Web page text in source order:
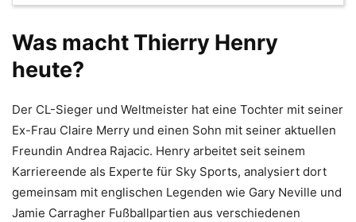
Was macht Thierry Henry
heute?
Der CL-Sieger und Weltmeister hat eine Tochter mit seiner
Ex-Frau Claire Merry und einen Sohn mit seiner aktuellen
Freundin Andrea Rajacic. Henry arbeitet seit seinem
Karriereende als Experte für Sky Sports, analysiert dort
gemeinsam mit englischen Legenden wie Gary Neville und
Jamie Carragher Fußballpartien aus verschiedenen